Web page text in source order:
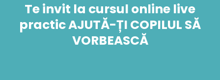
Te invit la cursul online live
practic AJUTĂ-ȚI COPILUL SĂ
VORBEASCĂ